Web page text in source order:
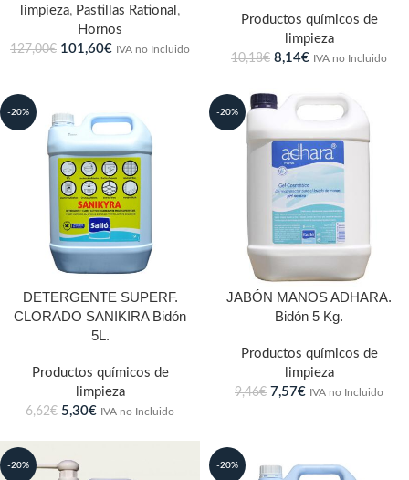
limpieza, Pastillas Rational ,
Hornos
127,00€ 101,60€ IVA no Incluido
Productos químicos de
limpieza
10,18€ 8,14€ IVA no Incluido
-20%
DETERGENTE SUPERF.
CLORADO SANIKIRA Bidón
5L.
Productos químicos de
limpieza
6,62€ 5,30€ IVA no Incluido
-20%
JABÓN MANOS ADHARA.
Bidón 5 Kg.
Productos químicos de
limpieza
9,46€ 7,57€ IVA no Incluido
-20% -20%